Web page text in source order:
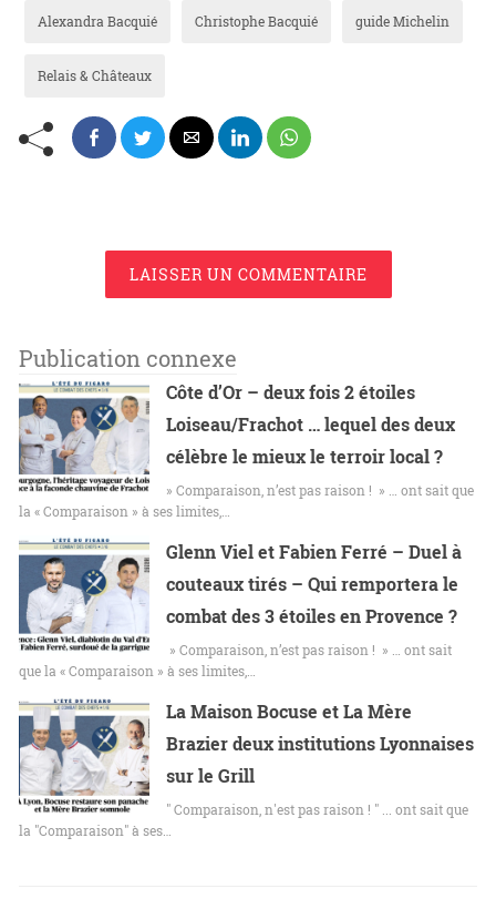
Alexandra Bacquié Christophe Bacquié guide Michelin
Relais & Châteaux
LAISSER UN COMMENTAIRE
Publication connexe
Côte d’Or – deux fois 2 étoiles
Loiseau/Frachot … lequel des deux
célèbre le mieux le terroir local ?
» Comparaison, n’est pas raison ! » … ont sait que
la « Comparaison » à ses limites,…
Glenn Viel et Fabien Ferré – Duel à
couteaux tirés – Qui remportera le
combat des 3 étoiles en Provence ?
» Comparaison, n’est pas raison ! » … ont sait
que la « Comparaison » à ses limites,…
La Maison Bocuse et La Mère
Brazier deux institutions Lyonnaises
sur le Grill
" Comparaison, n'est pas raison ! " ... ont sait que
la "Comparaison" à ses…